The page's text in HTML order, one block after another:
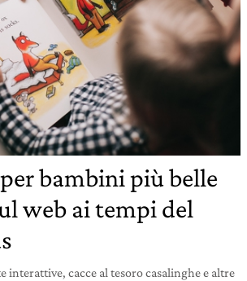
bambini più belle
web ai tempi del
interattive, cacce al tesoro casalinghe e altre